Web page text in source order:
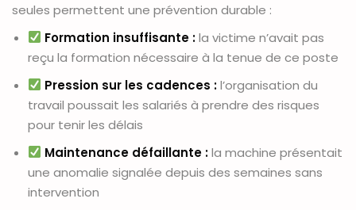
seules permettent une prévention durable :
Formation insuffisante :la victime n’avait pas
reçu la formation nécessaire à la tenue de ce poste
Pression sur les cadences :l’organisation du
travail poussait les salariés à prendre des risques
pour tenir les délais
Maintenance défaillante :la machine présentait
une anomalie signalée depuis des semaines sans
intervention